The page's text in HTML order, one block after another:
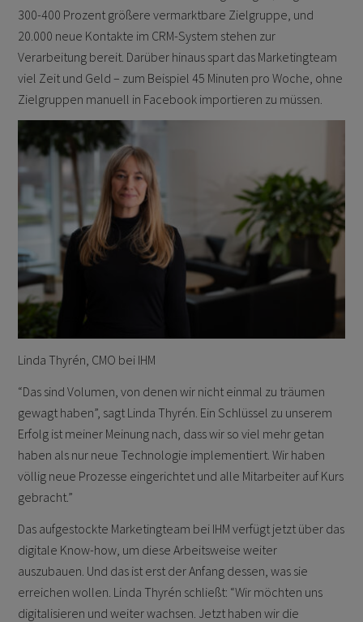
300-400 Prozent größere vermarktbare Zielgruppe, und
20.000 neue Kontakte im CRM-System stehen zur
Verarbeitung bereit. Darüber hinaus spart das Marketingteam
viel Zeit und Geld – zum Beispiel 45 Minuten pro Woche, ohne
Zielgruppen manuell in Facebook importieren zu müssen.
Linda Thyrén, CMO bei IHM
“Das sind Volumen, von denen wir nicht einmal zu träumen
gewagt haben”, sagt Linda Thyrén. Ein Schlüssel zu unserem
Erfolg ist meiner Meinung nach, dass wir so viel mehr getan
haben als nur neue Technologie implementiert. Wir haben
völlig neue Prozesse eingerichtet und alle Mitarbeiter auf Kurs
gebracht.”
Das aufgestockte Marketingteam bei IHM verfügt jetzt über das
digitale Know-how, um diese Arbeitsweise weiter
auszubauen. Und das ist erst der Anfang dessen, was sie
erreichen wollen. Linda Thyrén schließt: “Wir möchten uns
digitalisieren und weiter wachsen. Jetzt haben wir die